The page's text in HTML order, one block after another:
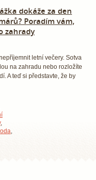
dokáže za den
Poradím vám,
zahrady
letní večery. Sotva
na zahradu nebo rozložíte
A teď si představte, že by
,
,